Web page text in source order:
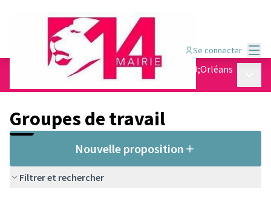
Se connecter
Conseil de quartier Jean Moulin - Porte d&#39;Orléans
Groupes de travail
Groupes de travail
Nouvelle proposition
Filtrer et rechercher